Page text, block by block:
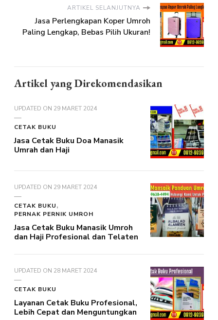
ARTIKEL SELANJUTNYA
Jasa Perlengkapan Koper Umroh
Paling Lengkap, Bebas Pilih Ukuran!
Artikel yang Direkomendasikan
UPDATED ON 29 MARET 2024
CETAK BUKU
Jasa Cetak Buku Doa Manasik
Umrah dan Haji
UPDATED ON 29 MARET 2024
CETAK BUKU
PERNAK PERNIK UMROH
Jasa Cetak Buku Manasik Umroh
dan Haji Profesional dan Telaten
UPDATED ON 28 MARET 2024
CETAK BUKU
Layanan Cetak Buku Profesional,
Lebih Cepat dan Menguntungkan